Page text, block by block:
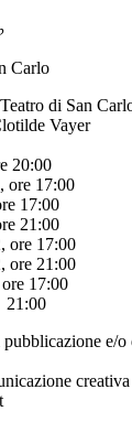
Carlo
di San
Vayer
20:00
ore 17:00
17:00
21:00
ore 17:00
ore 21:00
17:00
21:00
e/